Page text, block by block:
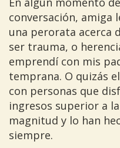
conversación, amiga
una perorata acerca
ser trauma, o
emprendí con mis
temprana. O quizás
con personas que
ingresos superior a
magnitud y lo han
siempre.